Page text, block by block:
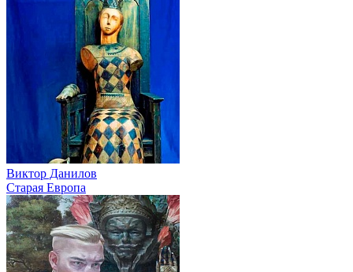
Виктор Данилов
Старая Европа